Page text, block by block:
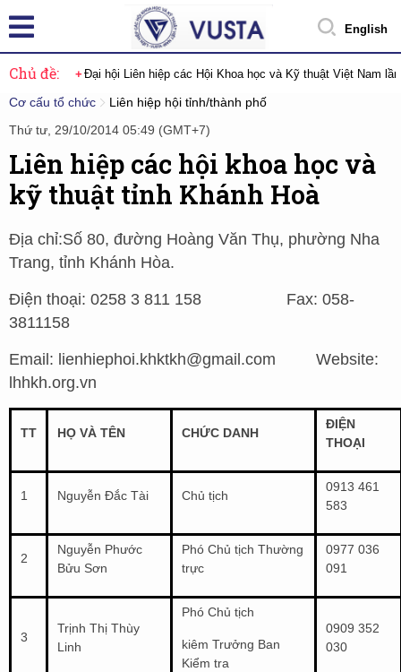
English
Chủ đề: Đại hội Liên hiệp các Hội Khoa học và Kỹ thuật Việt Nam
Cơ cấu tổ chức
Liên hiệp hội tỉnh/thành phố
Thứ tư, 29/10/2014 05:49 (GMT+7)
Liên hiệp các hội khoa học và
kỹ thuật tỉnh Khánh Hoà
Địa chỉ:Số 80, đường Hoàng Văn Thụ, phường Nha
Trang, tỉnh Khánh Hòa.
Điện thoại: 0258 3 811 158 Fax: 058-
3811158
Email: lienhiephoi.khktkh@gmail.com Website:
lhhkh.org.vn
TT HỌ VÀ TÊN CHỨC DANH
ĐIỆN
THOẠI
1 Nguyễn Đắc Tài Chủ tịch
0913 461
583
2
Nguyễn Phước
Bửu Sơn
Phó Chủ tịch Thường
trực
0977 036
091
3
Trịnh Thị Thùy
Linh
Phó Chủ tịch
kiêm Trưởng Ban
Kiểm tra
0909 352
030